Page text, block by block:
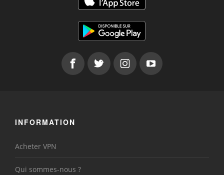
INFORMATION
Acheter VPN
Qui sommes-nous ?